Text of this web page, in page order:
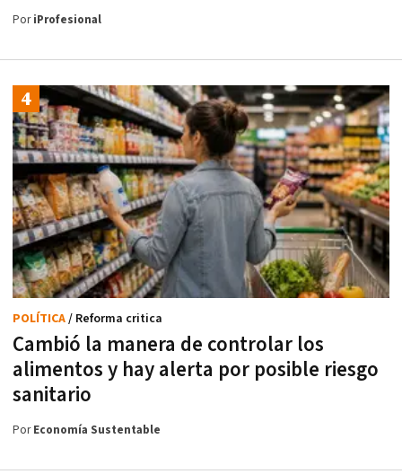
PoriProfesional
Cambió la manera de controlar los
alimentos y hay alerta por posible riesgo
sanitario
POLÍTICA/ Reforma critica
PorEconomía Sustentable